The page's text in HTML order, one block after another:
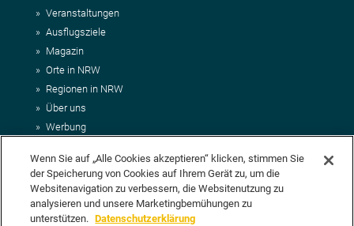
Veranstaltungen
Ausflugsziele
Magazin
Orte in NRW
Regionen in NRW
Über uns
Werbung
Impressum
AGB
Datenschutz
Wenn Sie auf „Alle Cookies akzeptieren“ klicken, stimmen Sie
der Speicherung von Cookies auf Ihrem Gerät zu, um die
Websitenavigation zu verbessern, die Websitenutzung zu
analysieren und unsere Marketingbemühungen zu
unterstützen. Datenschutzerklärung